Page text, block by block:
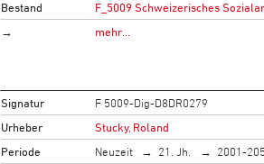
Bestand
F_5009 Schweizerisches
→
mehr…
Signatur
F 5009-Dig-D8DR0279
Urheber
Stucky, Roland
Periode
Neuzeit 21. Jh. 2001-